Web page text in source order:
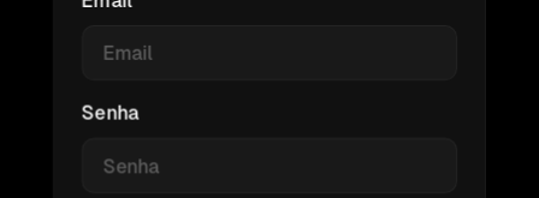
Senha